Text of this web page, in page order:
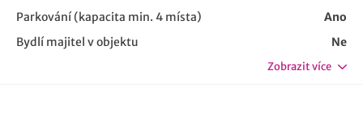
Parkování (kapacita min. 4 místa)
Ano
Bydlí majitel v objektu
Ne
Zobrazit více